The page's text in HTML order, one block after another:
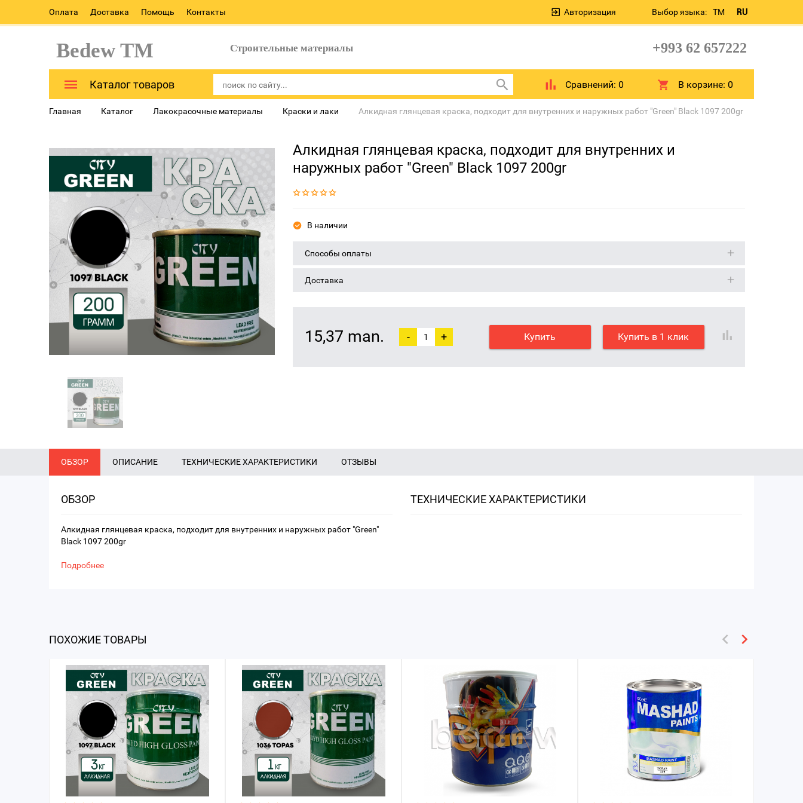
Оплата Доставка Помощь Контакты Выбор языка: TM RU
Авторизация
Bedew TM Строительные материалы +993 62 657222
Каталог товаров Сравнений: 0 В корзине:0
Главная Каталог Лакокрасочные материалы Краски и лаки Алкидная глянцевая краска, подходит для внутренних и наружных работ "Green" Black 1097 200gr
Алкидная глянцевая краска, подходит для внутренних и
наружных работ "Green" Black 1097 200gr
В наличии
Способы оплаты
Доставка
15,37 man. - + Купить Купить в 1 клик
ОБЗОР ОПИСАНИЕ ТЕХНИЧЕСКИЕ ХАРАКТЕРИСТИКИ ОТЗЫВЫ
ОБЗОР
Алкидная глянцевая краска, подходит для внутренних и наружных работ "Green"
Black 1097 200gr
Подробнее
ТЕХНИЧЕСКИЕ ХАРАКТЕРИСТИКИ
ПОХОЖИЕ ТОВАРЫ